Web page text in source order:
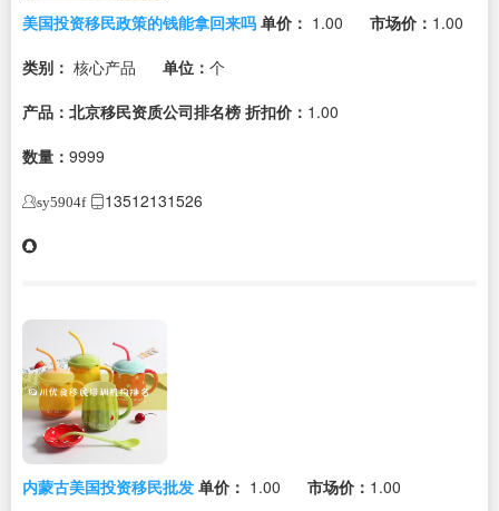
美国投资移民政策的钱能拿回来吗 单价： 1.00 市场价： 1.00
类别： 核心产品 单位： 个
产品：北京移民资质公司排名榜 折扣价： 1.00
数量： 9999
sy5904f 13512131526
内蒙古美国投资移民批发 单价： 1.00 市场价： 1.00